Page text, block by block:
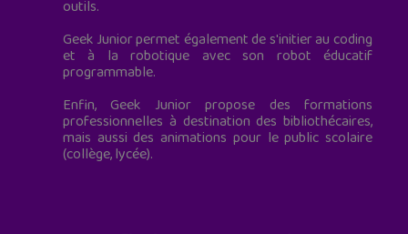
outils.
Geek Junior permet également de s'initier au coding
et à la robotique avec son robot éducatif
programmable.
Enfin, Geek Junior propose des formations
professionnelles à destination des bibliothécaires,
mais aussi des animations pour le public scolaire
(collège, lycée).